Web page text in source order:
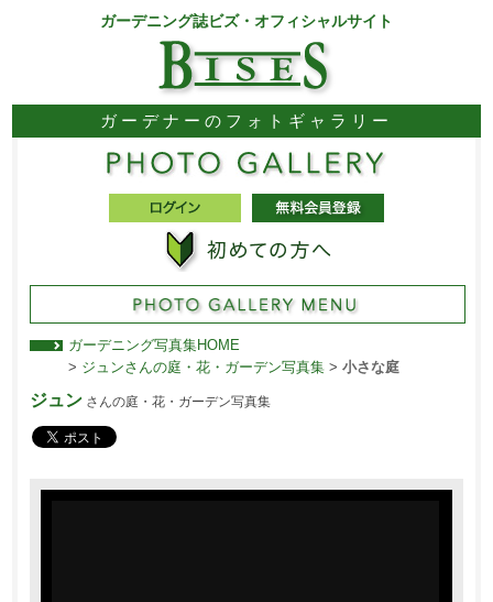
ガーデニング誌ビズ・オフィシャルサイト
ガーデナーのフォトギャラリー
ガーデニング写真集HOME
> ジュンさんの庭・花・ガーデン写真集> 小さな庭
ジュンさんの庭・花・ガーデン写真集